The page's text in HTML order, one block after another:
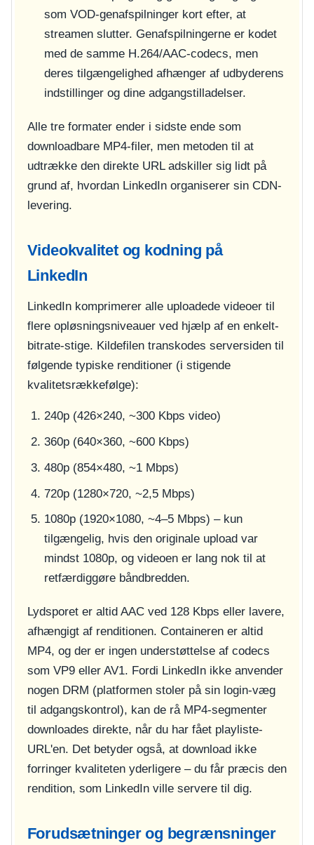
som VOD-genafspilninger kort efter, at
streamen slutter. Genafspilningerne er kodet
med de samme H.264/AAC-codecs, men
deres tilgængelighed afhænger af udbyderens
indstillinger og dine adgangstilladelser.
Alle tre formater ender i sidste ende som
downloadbare MP4-filer, men metoden til at
udtrække den direkte URL adskiller sig lidt på
grund af, hvordan LinkedIn organiserer sin CDN-
levering.
Videokvalitet og kodning på
LinkedIn
LinkedIn komprimerer alle uploadede videoer til
flere opløsningsniveauer ved hjælp af en enkelt-
bitrate-stige. Kildefilen transkodes serversiden til
følgende typiske renditioner (i stigende
kvalitetsrækkefølge):
240p (426×240, ~300 Kbps video)
360p (640×360, ~600 Kbps)
480p (854×480, ~1 Mbps)
720p (1280×720, ~2,5 Mbps)
1080p (1920×1080, ~4–5 Mbps) – kun
tilgængelig, hvis den originale upload var
mindst 1080p, og videoen er lang nok til at
retfærdiggøre båndbredden.
Lydsporet er altid AAC ved 128 Kbps eller lavere,
afhængigt af renditionen. Containeren er altid
MP4, og der er ingen understøttelse af codecs
som VP9 eller AV1. Fordi LinkedIn ikke anvender
nogen DRM (platformen stoler på sin login-væg
til adgangskontrol), kan de rå MP4-segmenter
downloades direkte, når du har fået playliste-
URL'en. Det betyder også, at download ikke
forringer kvaliteten yderligere – du får præcis den
rendition, som LinkedIn ville servere til dig.
Forudsætninger og begrænsninger